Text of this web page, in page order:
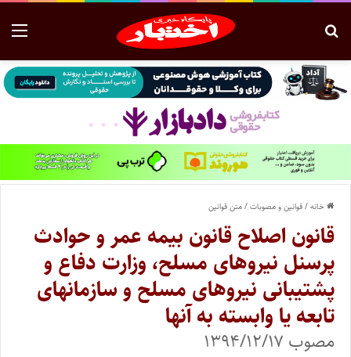
خانه/قوانین و مصوبات/متن قوانین
قانون اصلاح قانون بیمه عمر و حوادث
پرسنل نیروهای مسلح، وزارت دفاع و
پشتیبانی نیروهای مسلح و سازمانهای
تابعه یا وابسته به آنها
مصوب ۱۳۹۴/۱۲/۱۷